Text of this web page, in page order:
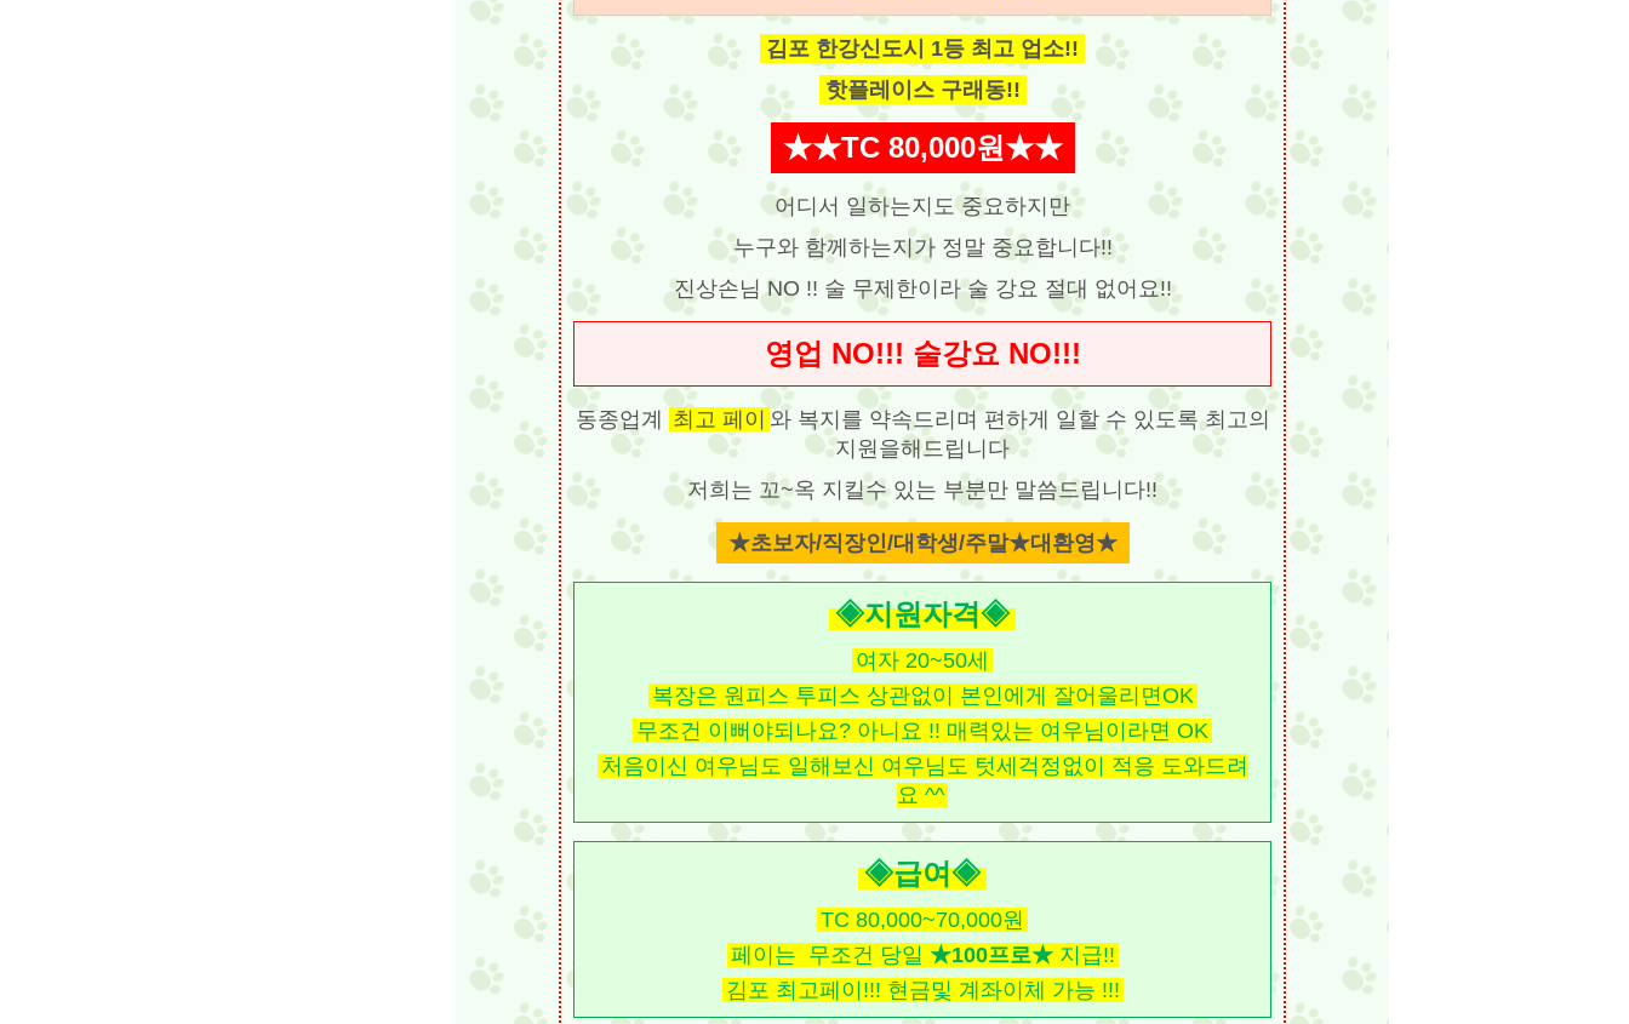
김포 한강신도시 1등 최고 업소!!
핫플레이스 구래동!!
★★TC 80,000원★★
어디서 일하는지도 중요하지만
누구와 함께하는지가 정말 중요합니다!!
진상손님 NO !! 술 무제한이라 술 강요 절대 없어요!!
영업 NO!!! 술강요 NO!!!
동종업계 최고 페이 와 복지를 약속드리며 편하게 일할 수 있도록 최고의
지원을해드립니다
저희는 꼬~옥 지킬수 있는 부분만 말씀드립니다!!
★초보자/직장인/대학생/주말★대환영★
◈지원자격◈
여자 20~50세
복장은 원피스 투피스 상관없이 본인에게 잘어울리면OK
무조건 이뻐야되나요? 아니요 !! 매력있는 여우님이라면 OK
처음이신 여우님도 일해보신 여우님도 텃세걱정없이 적응 도와드려
요 ^^
◈급여◈
TC 80,000~70,000원
페이는 무조건 당일 ★100프로★지급!!
김포 최고페이!!! 현금및 계좌이체 가능 !!!